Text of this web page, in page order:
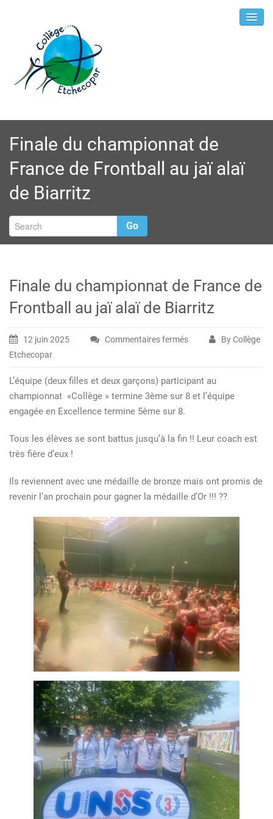
Finale du championnat de
France de Frontball au jaï alaï
de Biarritz
Go
Finale du championnat de France de
Frontball au jaï alaï de Biarritz
12 juin 2025 Commentaires ferméssur
championnat
de
jaï
alaï
By Collège
Etchecopar
L’équipe (deux filles et deux garçons) participant au
championnat «Collège » termine 3ème sur 8 et l’équipe
engagée en Excellence termine 5ème sur 8.
Tous les élèves se sont battus jusqu’à la fin !! Leur coach est
très fière d’eux !
Ils reviennent avec une médaille de bronze mais ont promis de
revenir l’an prochain pour gagner la médaille d’Or !!! ??